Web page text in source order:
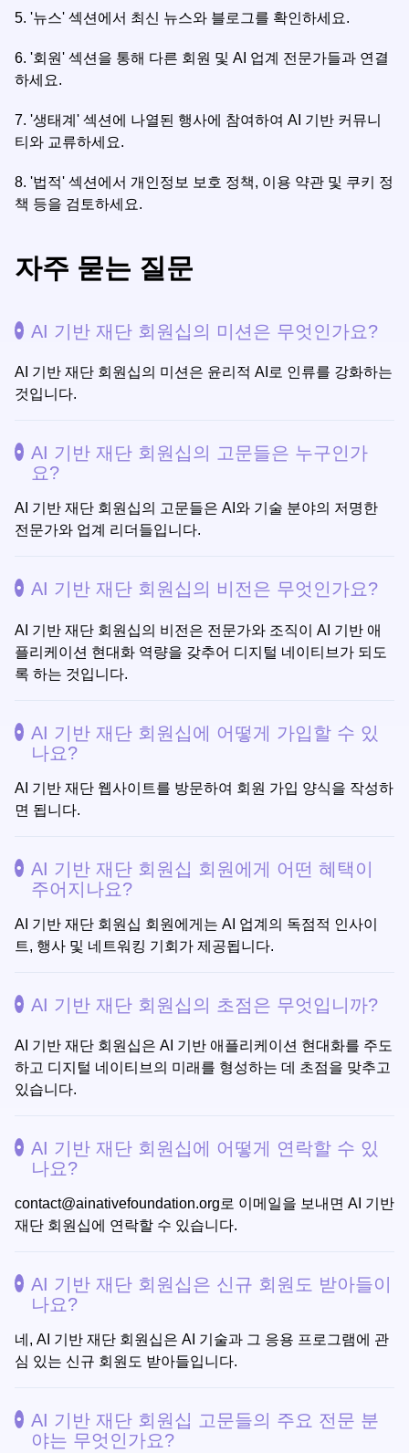
5. '뉴스' 섹션에서 최신 뉴스와 블로그를 확인하세요.
6. '회원' 섹션을 통해 다른 회원 및 AI 업계 전문가들과 연결
하세요.
7. '생태계' 섹션에 나열된 행사에 참여하여 AI 기반 커뮤니
티와 교류하세요.
8. '법적' 섹션에서 개인정보 보호 정책, 이용 약관 및 쿠키 정
책 등을 검토하세요.
자주 묻는 질문
AI 기반 재단 회원십의 미션은 무엇인가요?
AI 기반 재단 회원십의 미션은 윤리적 AI로 인류를 강화하는
것입니다.
AI 기반 재단 회원십의 고문들은 누구인가
요?
AI 기반 재단 회원십의 고문들은 AI와 기술 분야의 저명한
전문가와 업계 리더들입니다.
AI 기반 재단 회원십의 비전은 무엇인가요?
AI 기반 재단 회원십의 비전은 전문가와 조직이 AI 기반 애
플리케이션 현대화 역량을 갖추어 디지털 네이티브가 되도
록 하는 것입니다.
AI 기반 재단 회원십에 어떻게 가입할 수 있
나요?
AI 기반 재단 웹사이트를 방문하여 회원 가입 양식을 작성하
면 됩니다.
AI 기반 재단 회원십 회원에게 어떤 혜택이
주어지나요?
AI 기반 재단 회원십 회원에게는 AI 업계의 독점적 인사이
트, 행사 및 네트워킹 기회가 제공됩니다.
AI 기반 재단 회원십의 초점은 무엇입니까?
AI 기반 재단 회원십은 AI 기반 애플리케이션 현대화를 주도
하고 디지털 네이티브의 미래를 형성하는 데 초점을 맞추고
있습니다.
AI 기반 재단 회원십에 어떻게 연락할 수 있
나요?
contact@ainativefoundation.org로 이메일을 보내면 AI 기반
재단 회원십에 연락할 수 있습니다.
AI 기반 재단 회원십은 신규 회원도 받아들이
나요?
네, AI 기반 재단 회원십은 AI 기술과 그 응용 프로그램에 관
심 있는 신규 회원도 받아들입니다.
AI 기반 재단 회원십 고문들의 주요 전문 분
야는 무엇인가요?